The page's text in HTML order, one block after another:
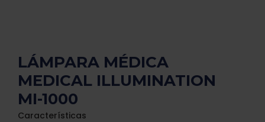
LÁMPARA MÉDICA
MEDICAL ILLUMINATION
MI-1000
Características